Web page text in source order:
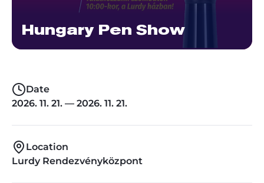
Hungary Pen Show
Date
2026. 11. 21. — 2026. 11. 21.
Location
Lurdy Rendezvényközpont